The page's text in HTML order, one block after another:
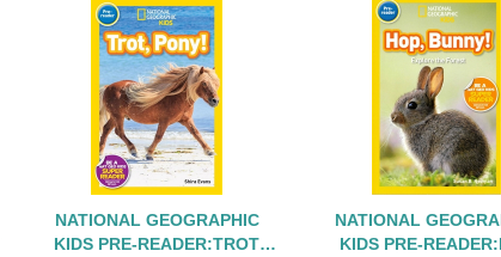
NATIONAL GEOGRAPHIC
KIDS PRE-READER:TROT
NATIONAL
KIDS PRE-